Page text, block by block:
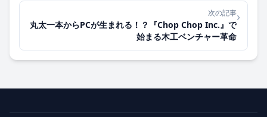
次の記事
丸太一本からPCが生まれる！？『Chop Chop Inc.』で
始まる木工ベンチャー革命
›